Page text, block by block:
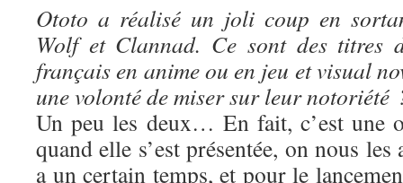
Ototo a réalisé un joli coup en
Wolf et Clannad. Ce sont des titres
français en anime ou en jeu et visual
une volonté de miser sur leur notoriété
Un peu les deux… En fait, c’est une
quand elle s’est présentée, on nous
a un certain temps, et pour le